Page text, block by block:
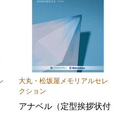
大丸・松坂屋メモリアルセレ
クション
アナベル（定型挨拶状付